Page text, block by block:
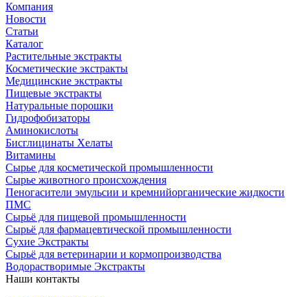
Компания
Новости
Статьи
Каталог
Растительные экстракты
Косметические экстракты
Медицинские экстракты
Пищевые экстракты
Натуральные порошки
Гидрофобизаторы
Аминокислоты
Бисглицинаты Хелаты
Витамины
Сырье для косметической промышленности
Сырье животного происхождения
Пеногасители эмульсии и кремнийорганические жидкости
ПМС
Сырьё для пищевой промышленности
Сырьё для фармацевтической промышленности
Сухие Экстракты
Сырьё для ветеринарии и кормопроизводства
Водорастворимые Экстракты
Наши контакты